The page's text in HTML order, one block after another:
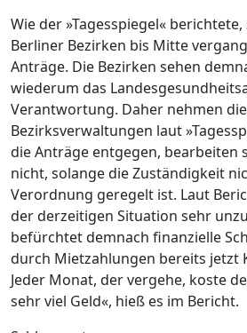
Wie der »Tagesspiegel«
Berliner Bezirken bis Mitte
Anträge. Die Bezirken sehen
wiederum das
Verantwortung. Daher nehmen die
Bezirksverwaltungen laut
die Anträge entgegen, bearbeiten
nicht, solange die Zuständigkeit
Verordnung geregelt ist. Laut
der derzeitigen Situation sehr
befürchtet demnach finanzielle
durch Mietzahlungen bereits jetzt
Jeder Monat, der vergehe, koste
sehr viel Geld«, hieß es im Bericht.